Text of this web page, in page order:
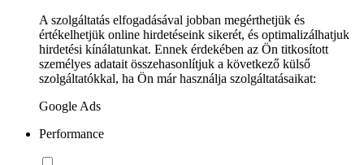
A szolgáltatás elfogadásával jobban megérthetjük és
értékelhetjük online hirdetéseink sikerét, és optimalizálhatjuk
hirdetési kínálatunkat. Ennek érdekében az Ön titkosított
személyes adatait összehasonlítjuk a következő külső
szolgáltatókkal, ha Ön már használja szolgáltatásaikat:
Google Ads
Performance